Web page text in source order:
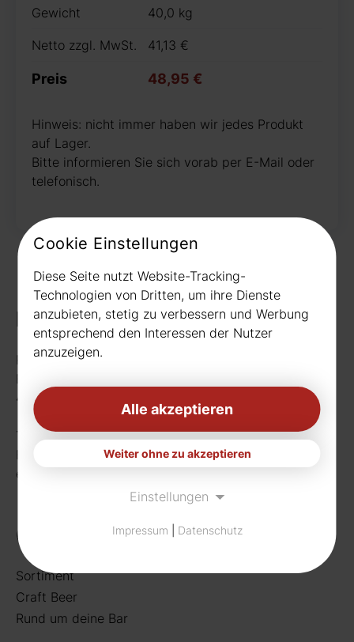
Gewicht 40,0 kg
Netto zzgl. MwSt. 41,13 €
Preis 48,95 €
Hinweis: nicht immer haben wir jedes Produkt
auf Lager.
Bitte informieren Sie sich vorab per E-Mail oder
telefonisch.
Kontakt
Rudat GmbH
Borussiastr. 26
44149 Dortmund
Telefon:0231 656677
Fax: 0231 656990
eMail:
Getränke
Sortiment
Craft Beer
Rund um deine Bar
Cookie Einstellungen
Diese Seite nutzt Website-Tracking-
Technologien von Dritten, um ihre Dienste
anzubieten, stetig zu verbessern und Werbung
entsprechend den Interessen der Nutzer
anzuzeigen.
Alle akzeptieren
Weiter ohne zu akzeptieren
Einstellungen
Impressum Datenschutz